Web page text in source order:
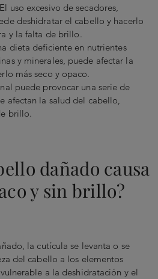
El uso excesivo de secadores,
deshidratar el cabello y hacerlo
y la falta de brillo.
dieta deficiente en nutrientes
y minerales, puede afectar la
más seco y opaco.
puede provocar una serie de
afectan la salud del cabello,
brillo.
dañado causa
y sin brillo?
la cutícula se levanta o se
del cabello a los elementos
a la deshidratación y el